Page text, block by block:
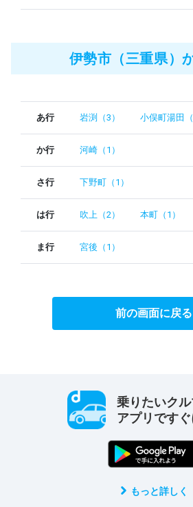
伊勢市（三重県）
あ行 岩渕（3） 小俣町湯田（
か行 河崎（1）
さ行 下野町（1）
は行 吹上（2） 本町（1）
ま行 宮後（1）
前の画面に戻る
乗りたいク
アプリですぐ
もっと詳しく